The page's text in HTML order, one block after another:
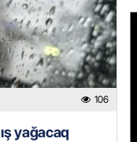
106
yağacaq